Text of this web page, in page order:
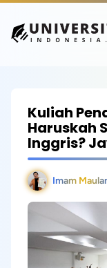
Kuliah
Haruskah
Inggris?
Imam